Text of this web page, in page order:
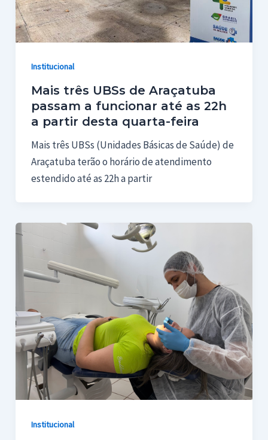
Institucional
Mais três UBSs de Araçatuba
passam a funcionar até as 22h
a partir desta quarta-feira
Mais três UBSs (Unidades Básicas de Saúde) de
Araçatuba terão o horário de atendimento
estendido até as 22h a partir
Institucional